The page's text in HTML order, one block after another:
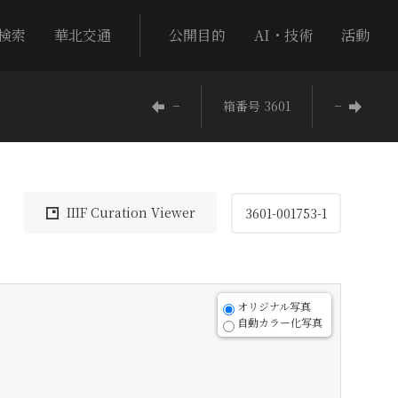
索 華北交通 公開目的 AI・技術 活動
− 箱番号 3601 −
IIIF Curation Viewer 3601-001753-1
オリジナル写真
自動カラー化写真